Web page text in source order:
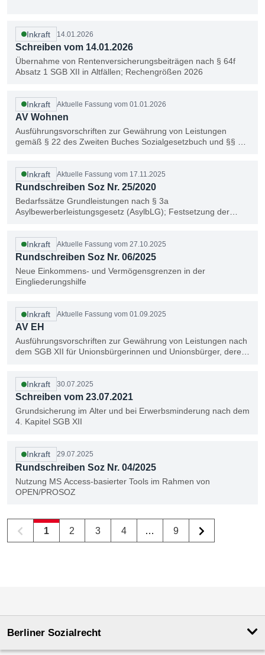
Schreiben vom 14.01.2026
14.01.2026
Inkraft
Übernahme von Rentenversicherungsbeiträgen nach § 64f
Absatz 1 SGB XII in Altfällen; Rechengrößen 2026
AV Wohnen
Aktuelle Fassung vom 01.01.2026
Inkraft
Ausführungsvorschriften zur Gewährung von Leistungen
gemäß § 22 des Zweiten Buches Sozialgesetzbuch und §§ 35,
Rundschreiben Soz Nr. 25/2020
Aktuelle Fassung vom 17.11.2025
Inkraft
Bedarfssätze Grundleistungen nach § 3a
Asylbewerberleistungsgesetz (AsylbLG); Festsetzung der
Rundschreiben Soz Nr. 06/2025
Aktuelle Fassung vom 27.10.2025
Inkraft
Neue Einkommens- und Vermögensgrenzen in der
Eingliederungshilfe
AV EH
Aktuelle Fassung vom 01.09.2025
Inkraft
Ausführungsvorschriften zur Gewährung von Leistungen nach
dem SGB XII für Unionsbürgerinnen und Unionsbürger, deren
dem Vereinigten Königreich Großbritannien und Nordirland
und aus den Staaten des Europäischen Wirtschaftsraum
Schreiben vom 23.07.2021
30.07.2025
Inkraft
Grundsicherung im Alter und bei Erwerbsminderung nach dem
4. Kapitel SGB XII
Rundschreiben Soz Nr. 04/2025
29.07.2025
Inkraft
Nutzung MS Access-basierter Tools im Rahmen von
OPEN/PROSOZ
1 2 3 4 … 9
Berliner Sozialrecht